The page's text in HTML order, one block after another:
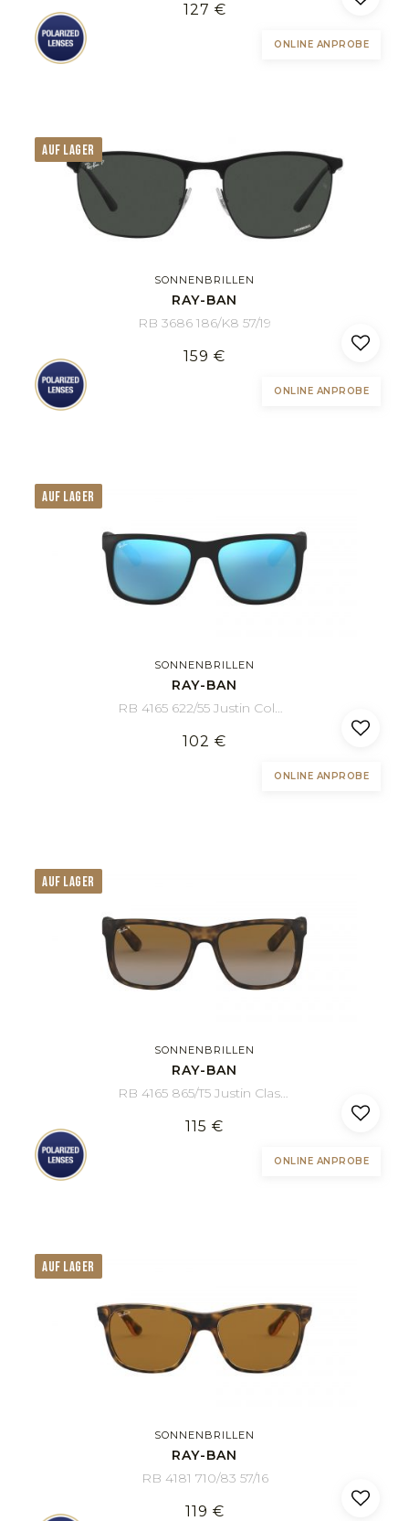
127 €
ONLINE ANPROBE
AUF LAGER
SONNENBRILLEN
RAY-BAN
RB 3686 186/K8 57/19
159 €
ONLINE ANPROBE
AUF LAGER
SONNENBRILLEN
RAY-BAN
RB 4165 622/55 Justin Color Mix 55/16
102 €
ONLINE ANPROBE
AUF LAGER
SONNENBRILLEN
RAY-BAN
RB 4165 865/T5 Justin Classic 55/16
115 €
ONLINE ANPROBE
AUF LAGER
SONNENBRILLEN
RAY-BAN
RB 4181 710/83 57/16
119 €